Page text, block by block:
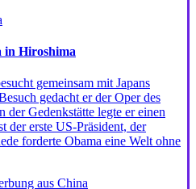
in Hiroshima
gemeinsam mit Japans
gedacht er der Oper des
Gedenkstätte legte er einen
der erste US-Präsident, der
forderte Obama eine Welt ohne